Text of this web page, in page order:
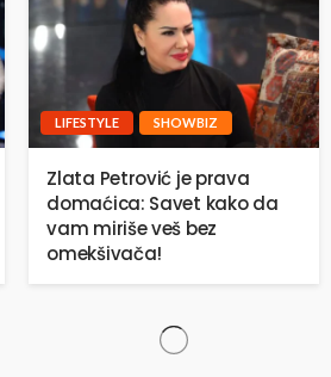
LIFESTYLE SHOWBIZ
Zlata Petrović je prava
domaćica: Savet kako da
vam miriše veš bez
omekšivača!